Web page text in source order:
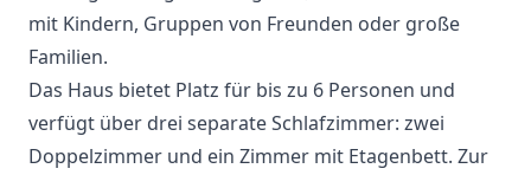
mit Kindern, Gruppen von Freunden oder große
Familien.
Das Haus bietet Platz für bis zu 6 Personen und
verfügt über drei separate Schlafzimmer: zwei
Doppelzimmer und ein Zimmer mit Etagenbett. Zur